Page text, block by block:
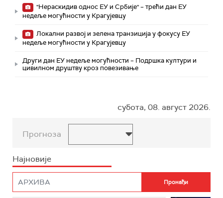
"Нераскидив однос ЕУ и Србије" – трећи дан ЕУ
недеље могућности у Крагујевцу
Локални развој и зелена транзиција у фокусу ЕУ
недеље могућности у Крагујевцу
Други дан ЕУ недеље могућности – Подршка култури и
цивилном друштву кроз повезивање
субота, 08. август 2026.
Прогноза
Најновије